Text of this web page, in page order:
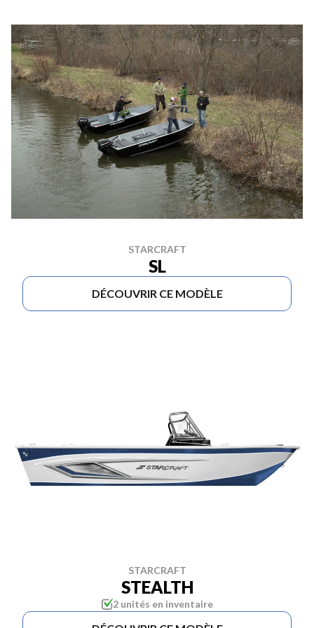
STARCRAFT
SL
DÉCOUVRIR CE MODÈLE
STARCRAFT
STEALTH
2 unités en inventaire